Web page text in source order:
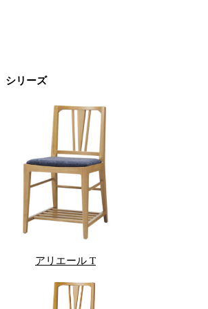
リーズ
アリエール T